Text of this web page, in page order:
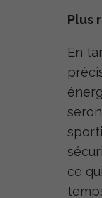
Plus
En
ce